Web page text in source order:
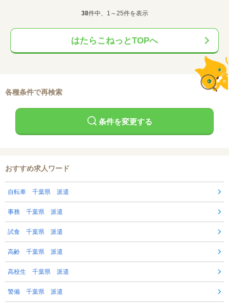
38件中、1～25件を表示
はたらこねっとTOPへ
各種条件で再検索
条件を変更する
おすすめ求人ワード
自転車 千葉県 派遣
事務 千葉県 派遣
試食 千葉県 派遣
高齢 千葉県 派遣
高校生 千葉県 派遣
警備 千葉県 派遣